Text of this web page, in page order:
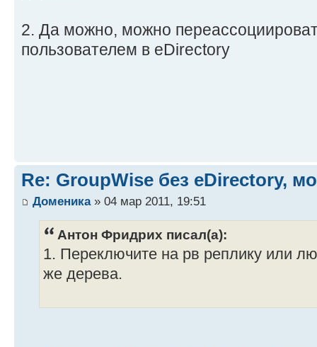
2. Да можно, можно
пользователем в eDirectory
Re: GroupWise без eDirectory,
Доменика» 04 мар 2011, 19:51
Антон Фридрих писал(а):
1. Переключите на рв реплику или
же дерева.